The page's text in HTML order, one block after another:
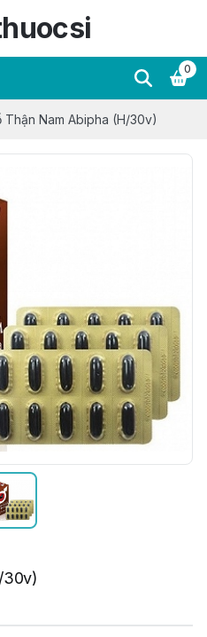
0
Thận Nam Abipha (H/30v)
30v)